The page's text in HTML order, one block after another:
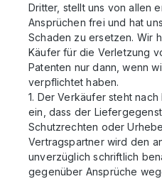
Dritter, stellt uns von allen
Ansprüchen frei und hat
Schaden zu ersetzen. Wir
Käufer für die Verletzung
Patenten nur dann, wenn
verpflichtet haben.
1. Der Verkäufer steht
ein, dass der
Schutzrechten oder
Vertragspartner wird den
unverzüglich schriftlich
gegenüber Ansprüche